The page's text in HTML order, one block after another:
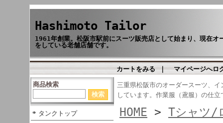
Hashimoto Tailor
1961年創業。松阪市駅前にスーツ販売店として始まり、現在
をしている老舗店舗です。
カートをみる｜ マイページへロ
商品検索
タンクトップ
三重県松阪市のオーダースーツ、
しています。作業服（鳶服）の仕
HOME > Tシャツ/